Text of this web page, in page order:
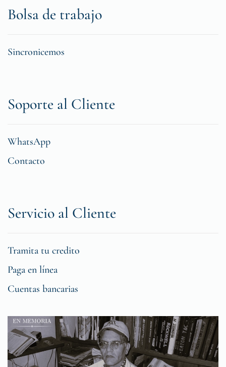
Bolsa de trabajo
Sincronicemos
Soporte al Cliente
WhatsApp
Contacto
Servicio al Cliente
Tramita tu credito
Paga en línea
Cuentas bancarias